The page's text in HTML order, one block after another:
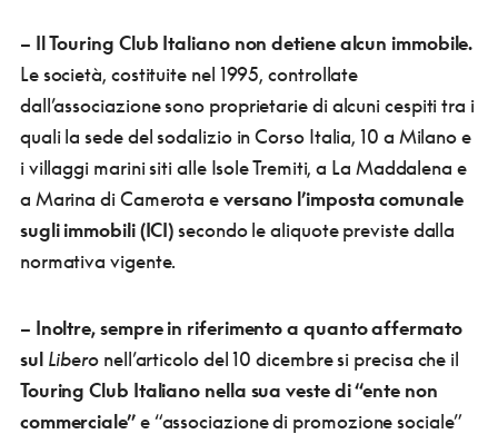
– Il Touring Club Italiano non detiene alcun immobile.
Le società, costituite nel 1995, controllate
dall’associazione sono proprietarie di alcuni cespiti tra i
quali la sede del sodalizio in Corso Italia, 10 a Milano e
i villaggi marini siti alle Isole Tremiti, a La Maddalena e
a Marina di Camerota eversano l’imposta comunale
sugli immobili (ICI)secondo le aliquote previste dalla
normativa vigente.
– Inoltre, sempre in riferimento a quanto affermato
sul Libero nell’articolo del 10 dicembre si precisa che il
Touring Club Italiano nella sua veste di “ente non
commerciale”e “associazione di promozione sociale”